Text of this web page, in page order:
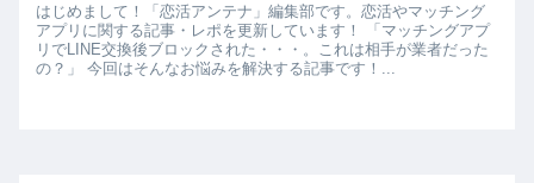
はじめまして！「恋活アンテナ」編集部です。恋活やマッチング
アプリに関する記事・レポを更新しています！ 「マッチングアプ
リでLINE交換後ブロックされた・・・。これは相手が業者だった
の？」 今回はそんなお悩みを解決する記事です！...